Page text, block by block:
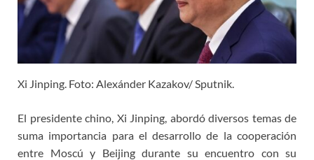
Xi Jinping. Foto: Alexánder Kazakov/ Sputnik.
El presidente chino, Xi Jinping, abordó diversos temas de
suma importancia para el desarrollo de la cooperación
entre Moscú y Beijing durante su encuentro con su